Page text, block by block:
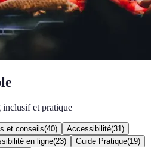
inclusif et pratique
et conseils(40) Accessibilité(31 )
en ligne(23) Guide Pratique(19)